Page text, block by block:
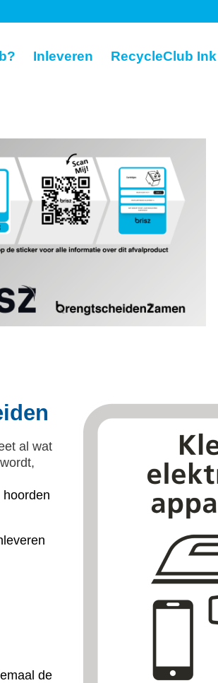
Inleveren RecycleClub Ink
al wat
de